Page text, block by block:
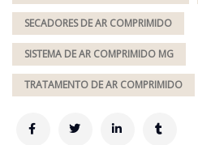
SECADORES DE AR COMPRIMIDO
SISTEMA DE AR COMPRIMIDO MG
TRATAMENTO DE AR COMPRIMIDO